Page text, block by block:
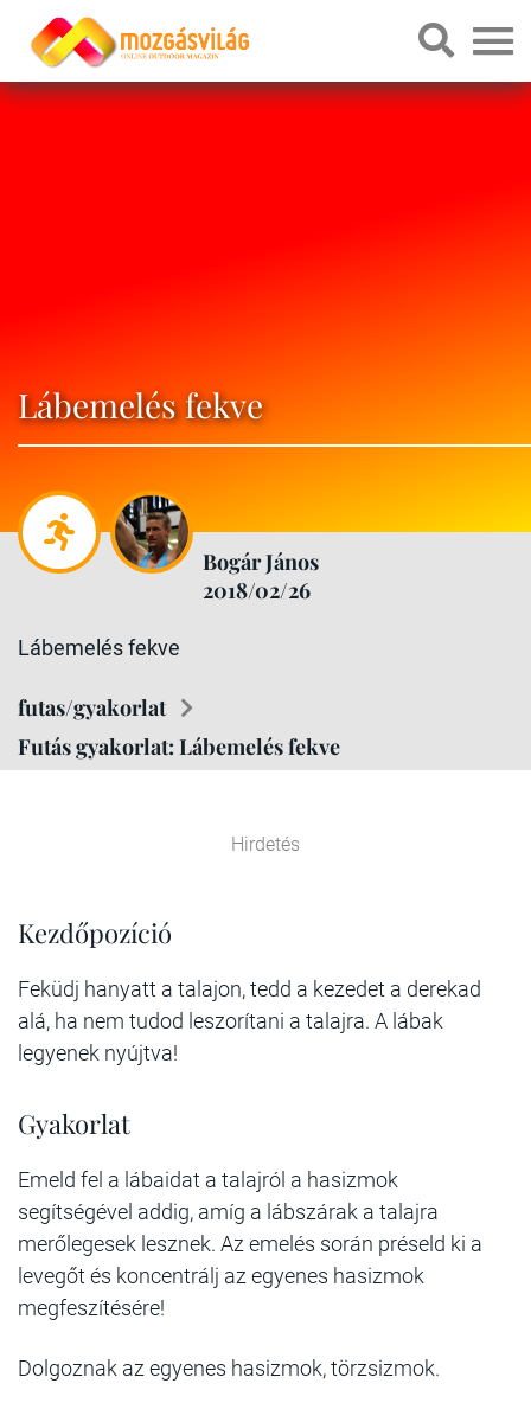
Lábemelés fekve
Bogár János
2018/02/26
Lábemelés fekve
futas/gyakorlat
Futás gyakorlat: Lábemelés fekve
Hirdetés
Kezdőpozíció
Feküdj hanyatt a talajon, tedd a kezedet a derekad
alá, ha nem tudod leszorítani a talajra. A lábak
legyenek nyújtva!
Gyakorlat
Emeld fel a lábaidat a talajról a hasizmok
segítségével addig, amíg a lábszárak a talajra
merőlegesek lesznek. Az emelés során préseld ki a
levegőt és koncentrálj az egyenes hasizmok
megfeszítésére!
Dolgoznak az egyenes hasizmok, törzsizmok.